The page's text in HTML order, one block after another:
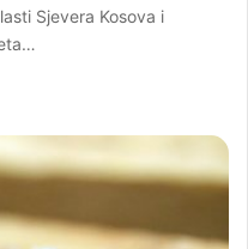
Sjevera Kosova i